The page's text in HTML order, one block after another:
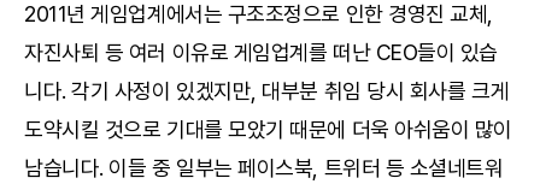
2011년 게임업계에서는 구조조정으로 인한 경영진 교체,
자진사퇴 등 여러 이유로 게임업계를 떠난 CEO들이 있습
니다. 각기 사정이 있겠지만, 대부분 취임 당시 회사를 크게
도약시킬 것으로 기대를 모았기 때문에 더욱 아쉬움이 많이
남습니다. 이들 중 일부는 페이스북, 트위터 등 소셜네트워